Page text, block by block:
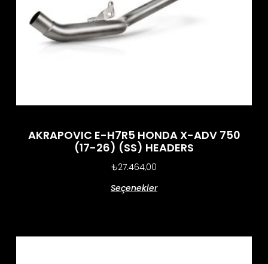
AKRAPOVIC E-H7R5 HONDA X-ADV 750
(17-26) (SS) HEADERS
₺27.464,00
Seçenekler